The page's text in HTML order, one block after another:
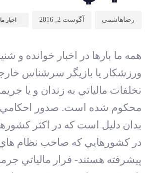
رضاهاشمی آگوست 2, 2016 اخبار
همه ما بارها در اخبار خوانده و
ورزشکار يا بازيگر سرشناس
تخلفات مالياتي به زندان و يا
محکوم شده است. صدور
بدان دليل است که در اکثر
در کشورهايي که صاحب نظام
پيشرفته هستند- فرار مالياتي